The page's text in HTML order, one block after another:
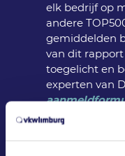
elk bedrijf op
andere
gemiddelden
van dit
toegelicht en
experten van
Seminarie
Daarnaast